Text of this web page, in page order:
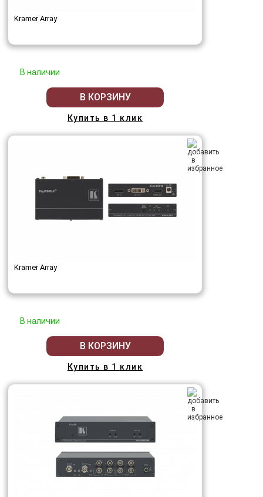
Kramer Array
В наличии
В КОРЗИНУ
Купить в 1 клик
Kramer Array
В наличии
В КОРЗИНУ
Купить в 1 клик